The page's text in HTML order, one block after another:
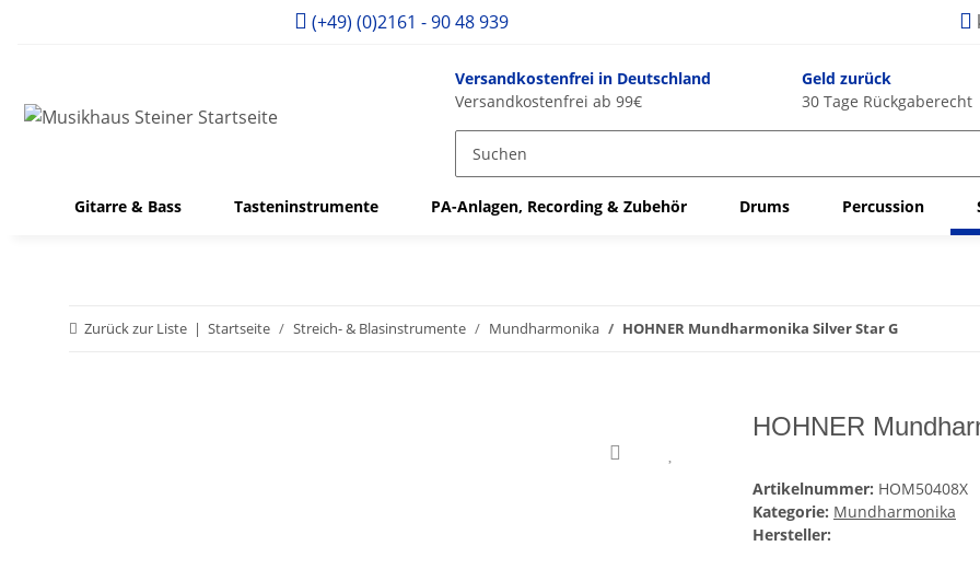
(+49) (0)2161 - 90 48 939
Versandkostenfrei in Deutschland
Versandkostenfrei ab 99€
Geld zurück
30 Tage Rückgaberecht
Gitarre & Bass Tasteninstrumente PA-Anlagen, Recording & Zubehör Drums Percussion
Zurück zur Liste Startseite Streich- & Blasinstrumente Mundharmonika HOHNER Mundharmonika Silver Star G
HOHNER
Artikelnummer: HOM50408X
Kategorie: Mundharmonika
Hersteller: